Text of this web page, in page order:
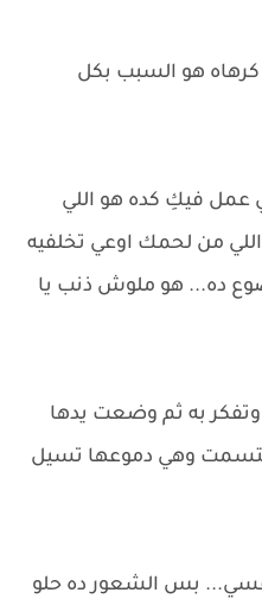
كرهاه هو السبب بكل
عمل فيكِ كده هو اللي
من لحمك اوعي تخلفيه
ده... هو ملوش ذنب يا
وتفكر به ثم وضعت يدها
وهي دموعها تسيل
بس الشعور ده حلو